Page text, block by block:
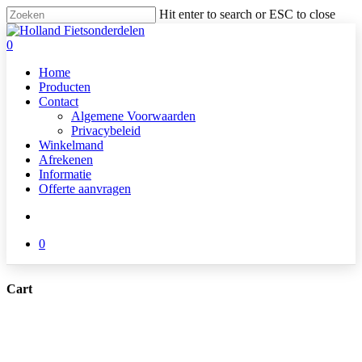
Skip
to
main
Hit enter to search or ESC to close
Close
Search
search
0
Home
Producten
Contact
Algemene Voorwaarden
Privacybeleid
Winkelmand
Afrekenen
Informatie
Offerte aanvragen
0
Cart